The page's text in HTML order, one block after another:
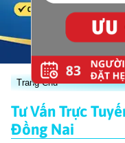
Trang Chủ
Tư Vấn Trực
Đồng Nai